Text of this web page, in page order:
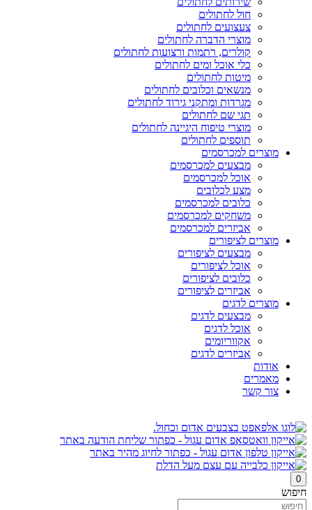
חול לחתולים
צעצועים לחתולים
מוצרי הדברה לחתולים
קולרים, רתמות ורצועות לחתולים
כלי אוכל ומים לחתולים
מיטות לחתולים
מנשאים וכלובים לחתולים
מגרדות ומתקני גירוד לחתולים
תגי שם לחתולים
מוצרי טיפוח היגיינה לחתולים
תוספים לחתולים
מוצרים למכרסמים
מבצעים למכרסמים
אוכל למכרסמים
מצע לכלובים
כלובים למכרסמים
משחקים למכרסמים
אביזרים למכרסמים
מוצרים לציפורים
מבצעים לציפורים
אוכל לציפורים
כלובים לציפורים
אביזרים לציפורים
מוצרים לדגים
מבצעים לדגים
אוכל לדגים
אקווריומים
אביזרים לדגים
אודות
מאמרים
צור קשר
0
חיפוש